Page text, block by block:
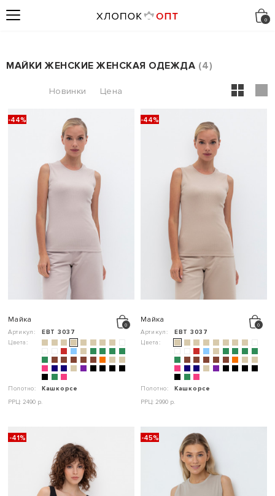
МАЙКИ ЖЕНСКИЕ ЖЕНСКАЯ ОДЕЖДА 4
-44%
Майка
Артикул:
ЕВТ 3037
Цвета:
Полотно:
Кашкорсе
РРЦ: 2490 р.
-44%
Майка
Артикул:
ЕВТ 3037
Цвета:
Полотно:
Кашкорсе
РРЦ: 2990 р.
-41% -45%